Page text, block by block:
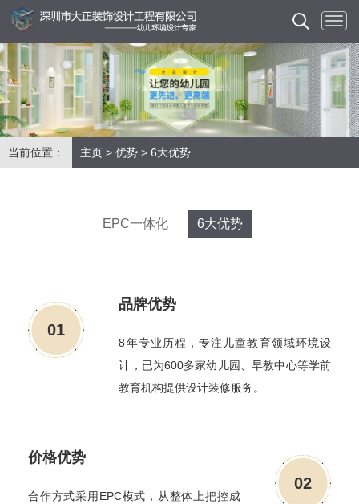
当前位置： 主页 > 优势 > 6大优势
EPC一体化 6大优势
01
品牌优势
8年专业历程，专注儿童教育领域环境设
计，已为600多家幼儿园、早教中心等学前
教育机构提供设计装修服务。
价格优势
合作方式采用EPC模式，从整体上把控成
02